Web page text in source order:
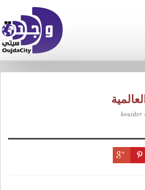
kouider